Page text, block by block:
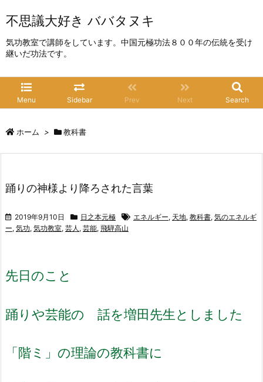
不思議大好き ババタヌキ
気功教室で講師をしています。中国元極功法８００年の伝統を受け
継いだ功法です。
Menu Sidebar Prev Next Search
ホーム > 教科書
踊りの神様より降ろされた言葉
2019年9月10日 日之本元極 エネルギー, 天地, 教科書, 気のエネルギ
ー, 気功, 気功教室, 芸人 , 芸能, 飛騨高山
先日のこと
踊りや芸能の 話を増田先生としました
「階ミ」の理論の教科書に